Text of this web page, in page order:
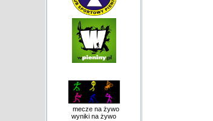
mecze na żywo
wyniki na żywo